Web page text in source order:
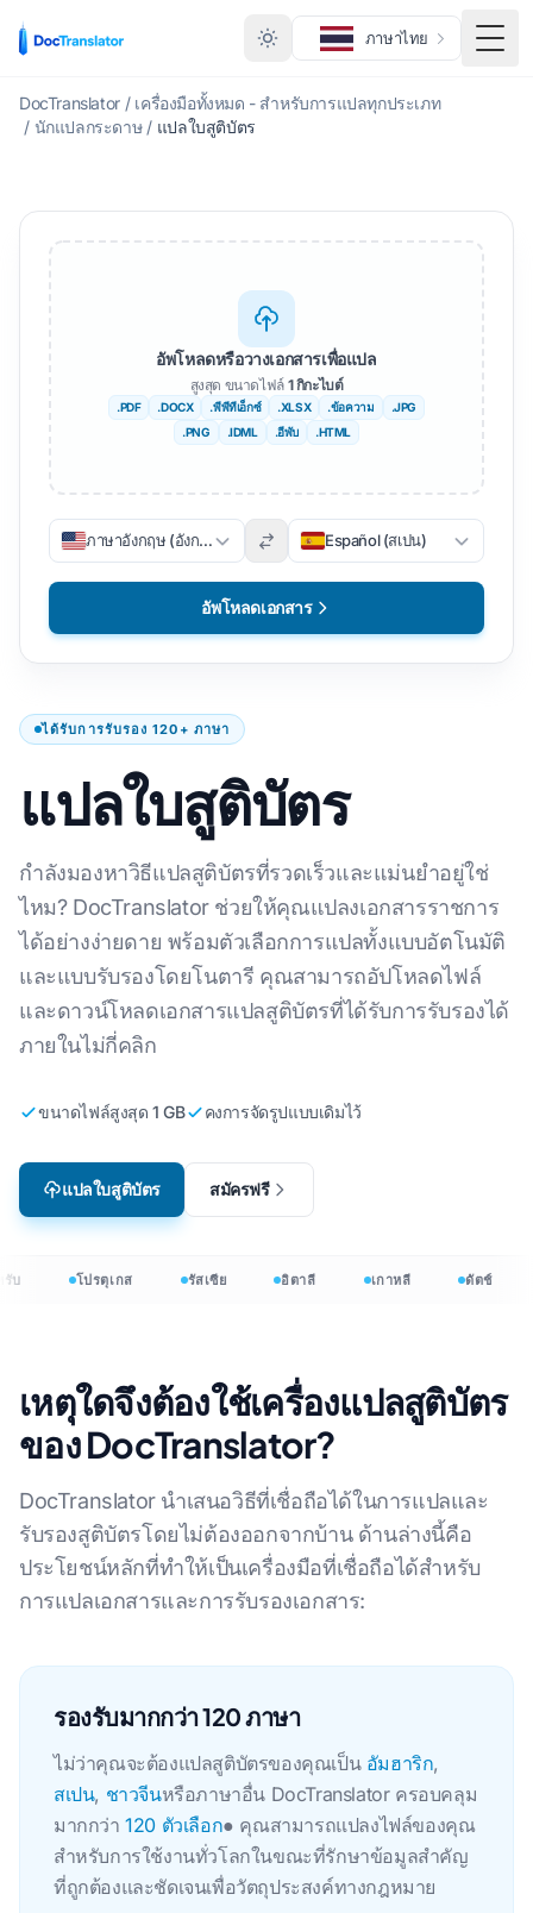
ภาษาไทย
สลับ
DocTranslator / เครื่องมือทั้งหมด - สำหรับการแปลทุกประเภท
/ นักแปลกระดาษ / แปลใบสูติบัตร
ได้รับการรับรอง 120+ ภาษา
แปลใบสูติบัตร
กำลังมองหาวิธีแปลสูติบัตรที่รวดเร็วและแม่นยำอยู่ใช่
ไหม? DocTranslator ช่วยให้คุณแปลงเอกสารราชการ
ได้อย่างง่ายดาย พร้อมตัวเลือกการแปลทั้งแบบอัตโนมัติ
และแบบรับรองโดยโนตารี คุณสามารถอัปโหลดไฟล์
และดาวน์โหลดเอกสารแปลสูติบัตรที่ได้รับการรับรองได้
ภายในไม่กี่คลิก
ขนาดไฟล์สูงสุด 1 GB คงการจัดรูปแบบเดิมไว้
แปลใบสูติบัตร สมัครฟรี
อัพโหลดหรือวางเอกสารเพื่อแปล
สูงสุด ขนาดไฟล์ 1 กิกะไบต์
.PDF .DOCX .พีพีทีเอ็กซ์ .XLSX .ข้อความ
.JPG
.PNG
.IDML .อีพับ .HTML
ภาษาอังกฤษ (อังกฤษ) Español (สเปน)
อัพโหลดเอกสาร
บ โปรตุเกส รัสเซีย อิตาลี เกาหลี ดัตช์
เหตุใดจึงต้องใช้เครื่องแปลสูติบัตร
ของ DocTranslator?
DocTranslator นําเสนอวิธีที่เชื่อถือได้ในการแปลและ
รับรองสูติบัตรโดยไม่ต้องออกจากบ้าน ด้านล่างนี้คือ
ประโยชน์หลักที่ทําให้เป็นเครื่องมือที่เชื่อถือได้สําหรับ
การแปลเอกสารและการรับรองเอกสาร:
รองรับมากกว่า 120 ภาษา
ไม่ว่าคุณจะต้องแปลสูติบัตรของคุณเป็น อัมฮาริก,
สเปน, ชาวจีนหรือภาษาอื่น DocTranslator ครอบคลุม
มากกว่า120 ตัวเลือก● คุณสามารถแปลงไฟล์ของคุณ
สําหรับการใช้งานทั่วโลกในขณะที่รักษาข้อมูลสําคัญ
ที่ถูกต้องและชัดเจนเพื่อวัตถุประสงค์ทางกฎหมาย